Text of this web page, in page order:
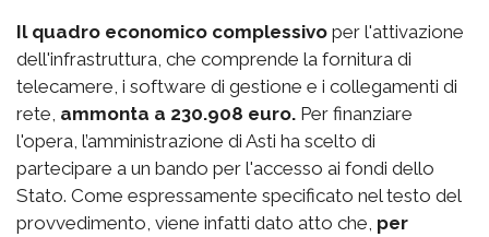
Il quadro economico complessivo per l'attivazione
dell'infrastruttura, che comprende la fornitura di
telecamere, i software di gestione e i collegamenti di
rete, ammonta a 230.908 euro. Per finanziare
l'opera, l’amministrazione di Asti ha scelto di
partecipare a un bando per l'accesso ai fondi dello
Stato. Come espressamente specificato nel testo del
provvedimento, viene infatti dato atto che, per